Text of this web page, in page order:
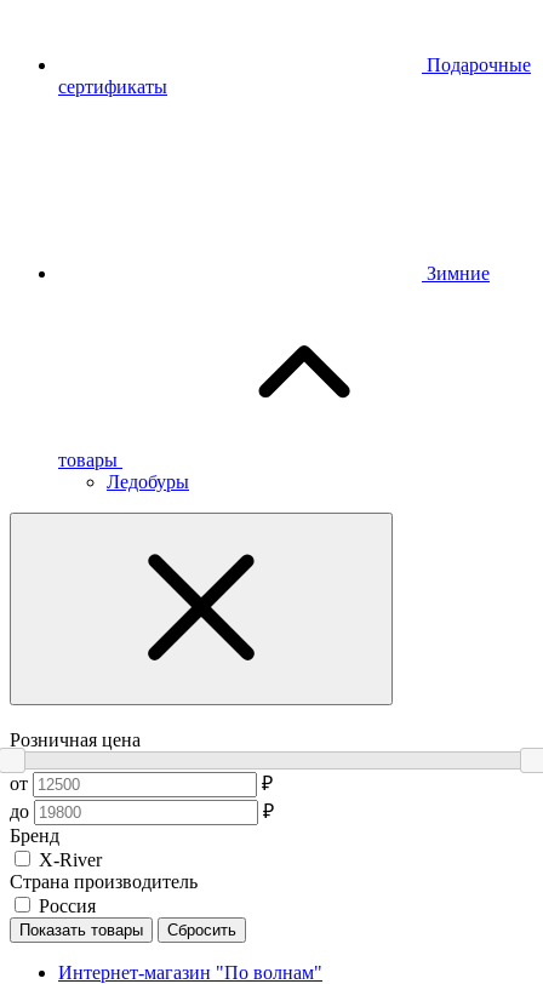
Подарочные
сертификаты
Зимние
товары
Ледобуры
Розничная цена
от
₽
до
₽
Бренд
X-River
Страна производитель
Россия
Показать товары Сбросить
Интернет-магазин "По волнам"